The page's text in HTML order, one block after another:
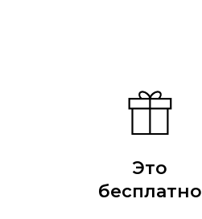
Это
бесплатно